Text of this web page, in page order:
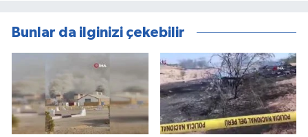
Bunlar da ilginizi çekebilir